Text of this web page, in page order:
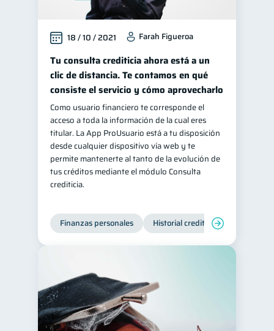
Cuenta Abandonada 2
Educación Financiera 1
Mipymes
Información financiera 1
inversiones 1
Salud mental 1 ahorro 1
Retiro 1 Doble sueldo 1
Gasto responsable
18 / 10 / 2021 Farah Figueroa
Tu consulta crediticia ahora está a un
clic de distancia. Te contamos en qué
consiste el servicio y cómo aprovecharlo
Como usuario financiero te corresponde el
acceso a toda la información de la cual eres
titular. La App ProUsuario está a tu disposición
desde cualquier dispositivo vía web y te
permite mantenerte al tanto de la evolución de
tus créditos mediante el módulo Consulta
crediticia.
Finanzas personales Historial crediticio